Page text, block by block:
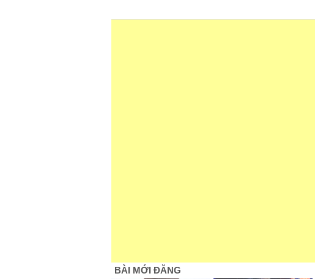
BÀI MỚI ĐĂNG